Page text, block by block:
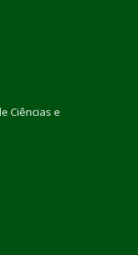
Ciências e